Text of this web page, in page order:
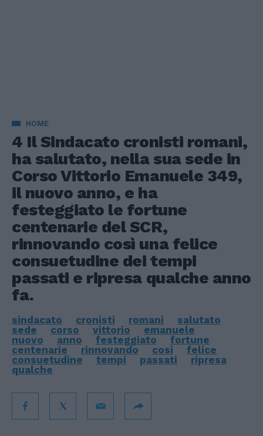
HOME
4 Il Sindacato cronisti romani,
ha salutato, nella sua sede in
Corso Vittorio Emanuele 349,
il nuovo anno, e ha
festeggiato le fortune
centenarie del SCR,
rinnovando così una felice
consuetudine dei tempi
passati e ripresa qualche anno
fa.
sindacato cronisti romani
salutato
sede
corso vittorio
emanuele
nuovo
anno festeggiato
fortune
centenarie
rinnovando cosi
felice
consuetudine
tempi passati
ripresa
qualche